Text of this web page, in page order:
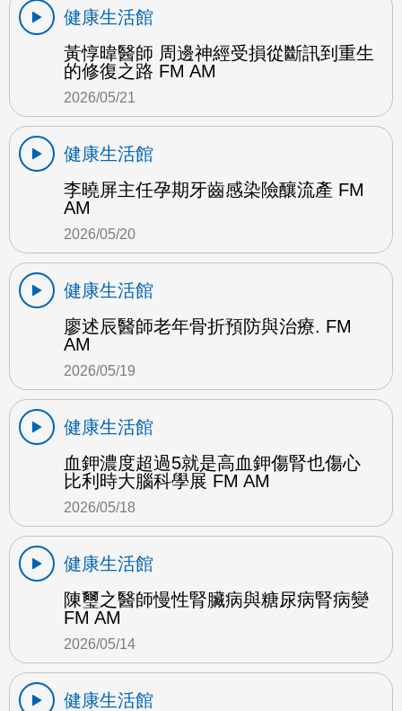
健康生活館
黃惇暐醫師 周邊神經受損從斷訊到重生
的修復之路 FM AM
2026/05/21
健康生活館
李曉屏主任孕期牙齒感染險釀流產 FM
AM
2026/05/20
健康生活館
廖述辰醫師老年骨折預防與治療. FM
AM
2026/05/19
健康生活館
血鉀濃度超過5就是高血鉀傷腎也傷心
比利時大腦科學展 FM AM
2026/05/18
健康生活館
陳璽之醫師慢性腎臟病與糖尿病腎病變
FM AM
2026/05/14
健康生活館